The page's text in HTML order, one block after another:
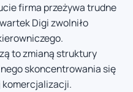
firma przeżywa trudne
Digi zwolniło
to zmianą struktury
skoncentrowania się